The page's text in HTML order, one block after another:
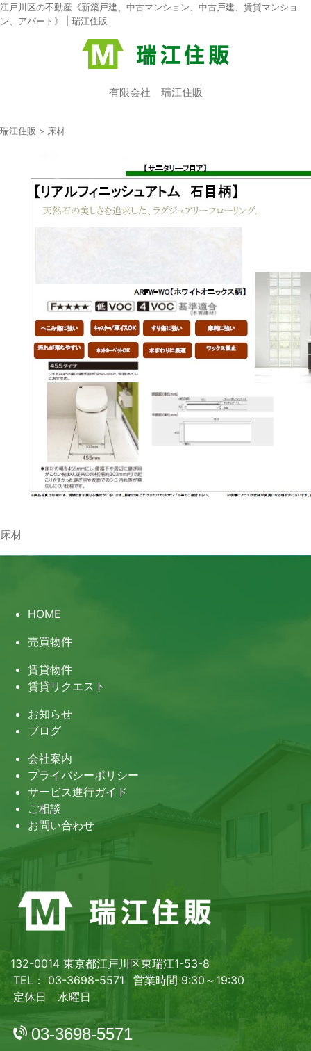
江戸川区の不動産《新築戸建、中古マンション、中古戸建、賃貸マンショ
ン、アパート》 | 瑞江住販
有限会社 瑞江住販
瑞江住販 > 床材
床材
HOME
売買物件
賃貸物件
賃貸リクエスト
お知らせ
ブログ
会社案内
プライバシーポリシー
サービス進行ガイド
ご相談
お問い合わせ
132-0014 東京都江戸川区東瑞江1-53-8
TEL： 03-3698-5571
営業時間 9:30～19:30
定休日 水曜日
03-3698-5571